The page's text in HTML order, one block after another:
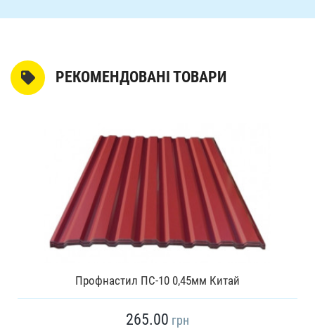
РЕКОМЕНДОВАНІ ТОВАРИ
Профнастил ПС-10 0,45мм Китай
265.00 грн